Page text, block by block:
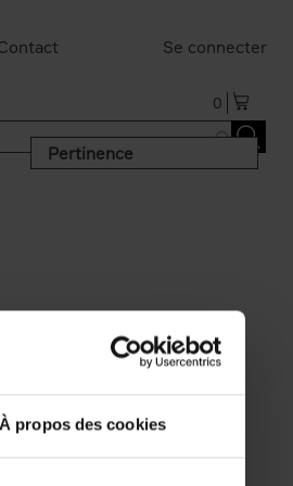
À propos des cookies
Se connecter
0
Pertinence